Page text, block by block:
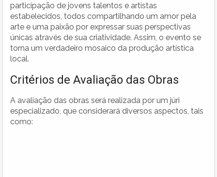
participação de jovens talentos e artistas
estabelecidos, todos compartilhando um amor pela
arte e uma paixão por expressar suas perspectivas
únicas através de sua criatividade. Assim, o evento se
torna um verdadeiro mosaico da produção artística
local.
Critérios de Avaliação das Obras
A avaliação das obras será realizada por um júri
especializado, que considerará diversos aspectos, tais
como: